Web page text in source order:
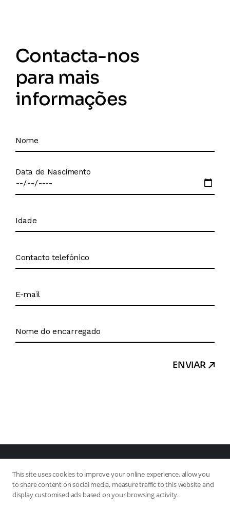
Contacta-nos
para mais
informações
Data de Nascimento
ENVIAR
This site uses cookies to improve your online experience, allow you
to share content on social media, measure traffic to this website and
display customised ads based on your browsing activity.